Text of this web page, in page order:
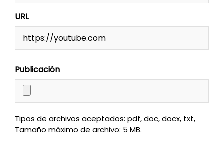
URL
Publicación
Tipos de archivos aceptados: pdf, doc, docx, txt,
Tamaño máximo de archivo: 5 MB.